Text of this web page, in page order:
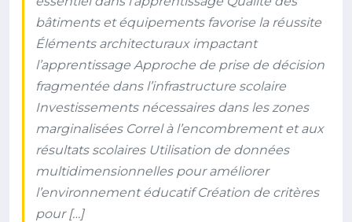
bâtiments et équipements favorise la réussite
Éléments architecturaux impactant
l’apprentissage Approche de prise de décision
fragmentée dans l’infrastructure scolaire
Investissements nécessaires dans les zones
marginalisées Correl à l’encombrement et aux
résultats scolaires Utilisation de données
multidimensionnelles pour améliorer
l’environnement éducatif Création de critères
pour […]